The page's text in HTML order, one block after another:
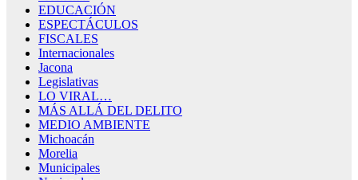
EDUCACIÓN
ESPECTÁCULOS
FISCALES
Internacionales
Jacona
Legislativas
LO VIRAL…
MÁS ALLÁ DEL DELITO
MEDIO AMBIENTE
Michoacán
Morelia
Municipales